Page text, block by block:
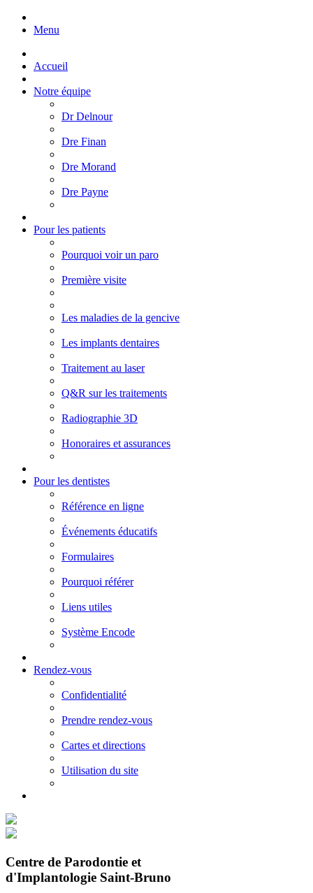
Menu
Accueil
Notre équipe
Dr Delnour
Dre Finan
Dre Morand
Dre Payne
Pour les patients
Pourquoi voir un paro
Première visite
Les maladies de la gencive
Les implants dentaires
Traitement au laser
Q&R sur les traitements
Radiographie 3D
Honoraires et assurances
Pour les dentistes
Référence en ligne
Événements éducatifs
Formulaires
Pourquoi référer
Liens utiles
Système Encode
Rendez-vous
Confidentialité
Prendre rendez-vous
Cartes et directions
Utilisation du site
Centre de Parodontie et
d'Implantologie Saint-Bruno